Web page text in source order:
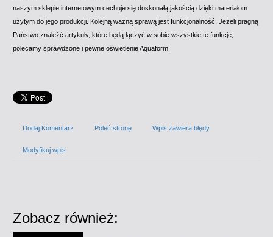
naszym sklepie internetowym cechuje się doskonałą jakością dzięki materiałom
użytym do jego produkcji. Kolejną ważną sprawą jest funkcjonalność. Jeżeli pragną
Państwo znaleźć artykuły, które będą łączyć w sobie wszystkie te funkcje,
polecamy sprawdzone i pewne oświetlenie Aquaform.
Dodaj Komentarz Poleć stronę Wpis zawiera błędy
Modyfikuj wpis
Zobacz również: